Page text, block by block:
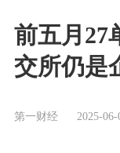
前五月27
交所仍是
第一财经 2025-